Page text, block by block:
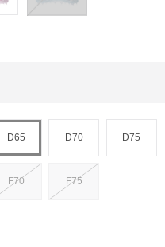
D65 D70 D75
F70 F75